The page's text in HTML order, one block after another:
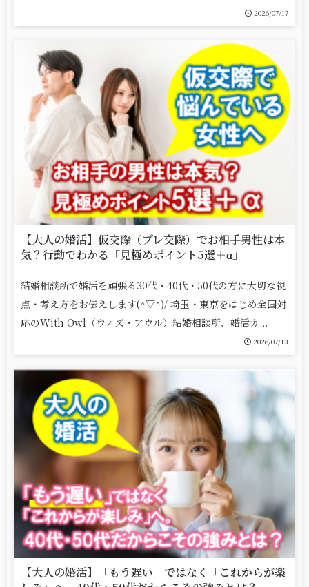
2026/07/17
【大人の婚活】仮交際（プレ交際）でお相手男性は本
気？行動でわかる「見極めポイント5選＋α」
結婚相談所で婚活を頑張る30代・40代・50代の方に大切な視
点・考え方をお伝えします(^▽^)/ 埼玉・東京をはじめ全国対
応のWith Owl（ウィズ・アウル）結婚相談所、婚活カ...
2026/07/13
【大人の婚活】「もう遅い」ではなく「これからが楽